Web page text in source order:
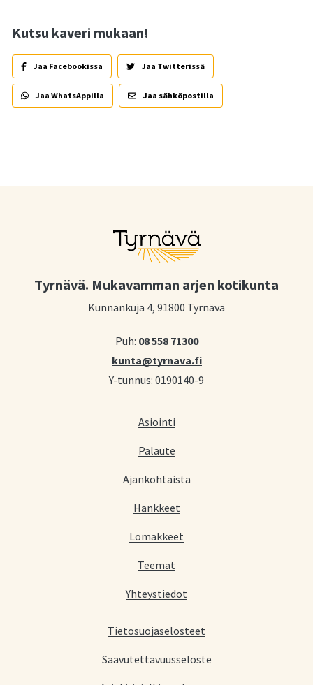
Kutsu kaveri mukaan!
Jaa Facebookissa Jaa Twitterissä
Jaa WhatsAppilla Jaa sähköpostilla
Tyrnävä. Mukavamman arjen kotikunta
Kunnankuja 4, 91800 Tyrnävä
Puh: 08 558 71300
kunta@tyrnava.fi
Y-tunnus: 0190140-9
Asiointi
Palaute
Ajankohtaista
Hankkeet
Lomakkeet
Teemat
Yhteystiedot
Tietosuojaselosteet
Saavutettavuusseloste